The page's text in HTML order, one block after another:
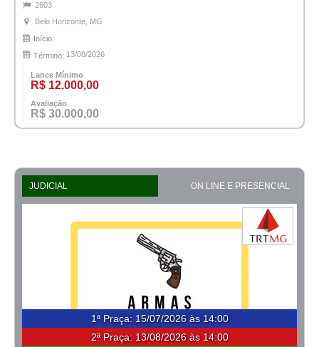
2603
Belo Horizonte, MG
Início:
Término: 13/08/2026
Lance Mínimo
R$ 12.000,00
Avaliação
R$ 30.000,00
JUDICIAL ON LINE E PRESENCIAL
1ª Praça: 15/07/2026 às 14:00
2ª Praça: 13/08/2026 às 14:00